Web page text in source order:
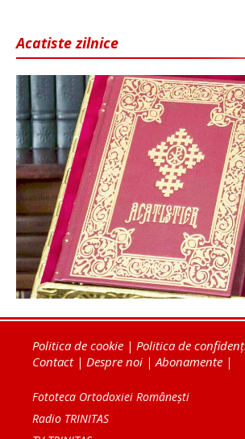
Acatiste zilnice
Politica de cookie | Politica de
Contact| Despre noi | Abonamente |
Fototeca Ortodoxiei Românești
Radio TRINITAS